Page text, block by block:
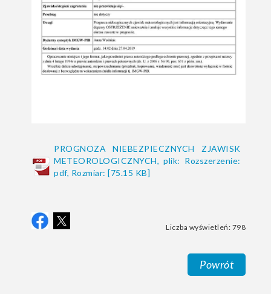
PROGNOZA NIEBEZPIECZNYCH ZJAWISK
METEOROLOGICZNYCH, plik: Rozszerzenie:
pdf, Rozmiar: [75.15 KB]
Liczba wyświetleń: 798
Powrót